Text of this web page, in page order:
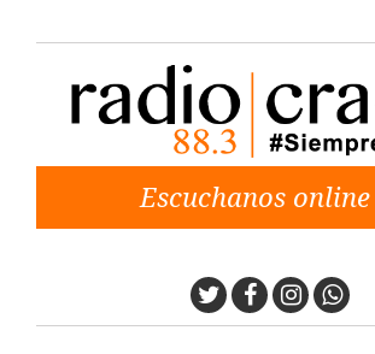
Escuchanos online
TwitterFacebook